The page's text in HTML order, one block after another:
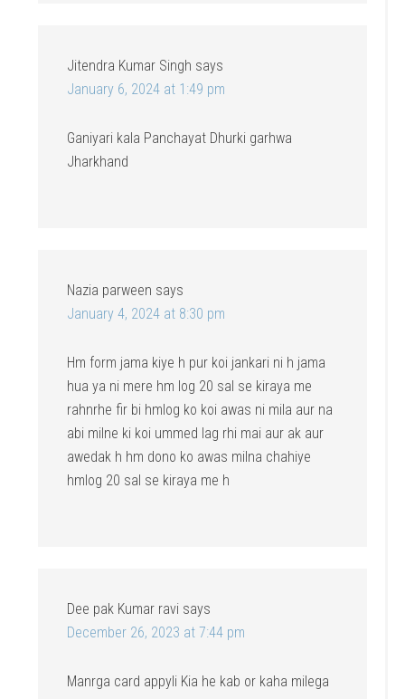
Jitendra Kumar Singh says
January 6, 2024 at 1:49 pm
Ganiyari kala Panchayat Dhurki garhwa
Jharkhand
Nazia parween says
January 4, 2024 at 8:30 pm
Hm form jama kiye h pur koi jankari ni h jama
hua ya ni mere hm log 20 sal se kiraya me
rahnrhe fir bi hmlog ko koi awas ni mila aur na
abi milne ki koi ummed lag rhi mai aur ak aur
awedak h hm dono ko awas milna chahiye
hmlog 20 sal se kiraya me h
Dee pak Kumar ravi says
December 26, 2023 at 7:44 pm
Manrga card appyli Kia he kab or kaha milega